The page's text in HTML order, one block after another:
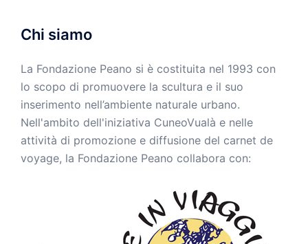
Chi siamo
La Fondazione Peano si è costituita nel 1993 con
lo scopo di promuovere la scultura e il suo
inserimento nell’ambiente naturale urbano.
Nell'ambito dell'iniziativa CuneoVualà e nelle
attività di promozione e diffusione del carnet de
voyage, la Fondazione Peano collabora con: